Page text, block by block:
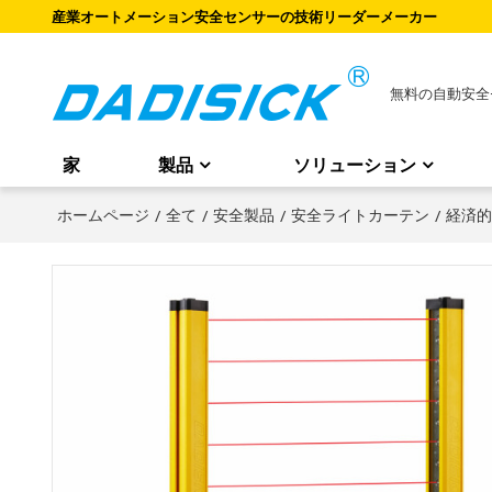
産業オートメーション安全センサーの技術リーダーメーカー
無料の自動安
家 製品 ソリューション
ホームページ / 全て / 安全製品 / 安全ライトカーテン / 経済